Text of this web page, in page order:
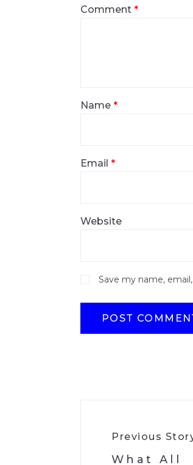
Comment *
Name *
Email *
Website
Save my name,
Previous
What All